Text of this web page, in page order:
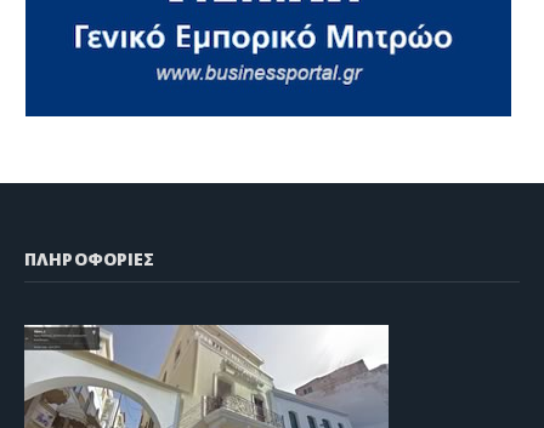
ΠΛΗΡΟΦΟΡΙΕΣ